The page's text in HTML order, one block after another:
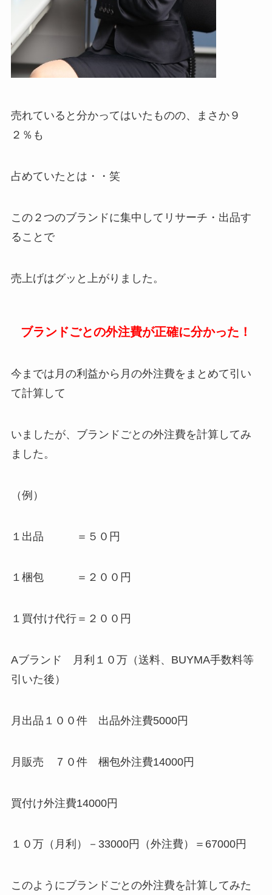
売れていると分かってはいたものの、まさか９
２％も
占めていたとは・・笑
この２つのブランドに集中してリサーチ・出品す
ることで
売上げはグッと上がりました。
ブランドごとの外注費が正確に分かった！
今までは月の利益から月の外注費をまとめて引い
て計算して
いましたが、ブランドごとの外注費を計算してみ
ました。
（例）
１出品 ＝５０円
１梱包 ＝２００円
１買付け代行＝２００円
Aブランド 月利１０万（送料、BUYMA手数料等
引いた後）
月出品１００件 出品外注費5000円
月販売 ７０件 梱包外注費14000円
買付け外注費14000円
１０万（月利）－33000円（外注費）＝67000円
このようにブランドごとの外注費を計算してみた